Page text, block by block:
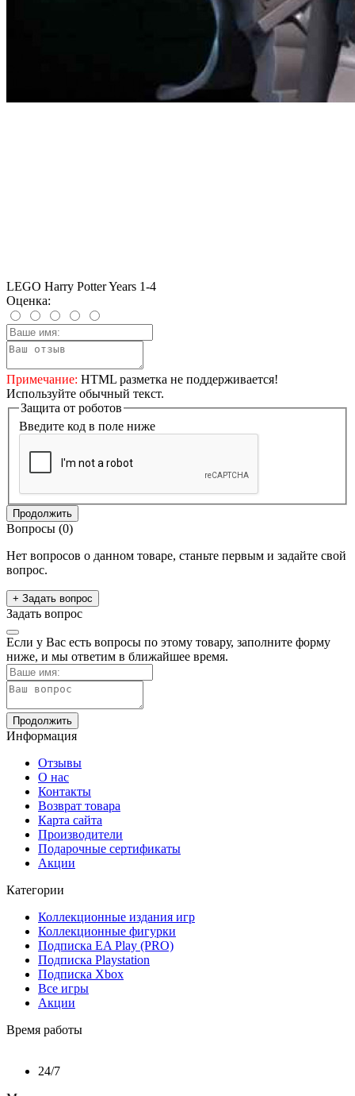
LEGO Harry Potter Years 1-4
Оценка:
Примечание: HTML разметка не поддерживается!
Используйте обычный текст.
Защита от роботов
Введите код в поле ниже
Продолжить
Вопросы (0)
Нет вопросов о данном товаре, станьте первым и задайте свой
вопрос.
+ Задать вопрос
Задать вопрос
Если у Вас есть вопросы по этому товару, заполните форму
ниже, и мы ответим в ближайшее время.
Продолжить
Информация
Отзывы
О нас
Контакты
Возврат товара
Карта сайта
Производители
Подарочные сертификаты
Акции
Категории
Коллекционные издания игр
Коллекционные фигурки
Подписка EA Play (PRO)
Подписка Playstation
Подписка Xbox
Все игры
Акции
Время работы
24/7